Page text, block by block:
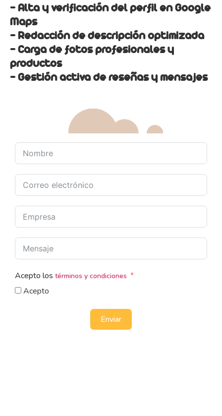
- Alta y verificación del perfil en Google
Maps
- Redacción de descripción optimizada
- Carga de fotos profesionales y
productos
- Gestión activa de reseñas y mensajes
Hablemos de tus objetivos
Acepto los términos y condiciones
Acepto
Enviar